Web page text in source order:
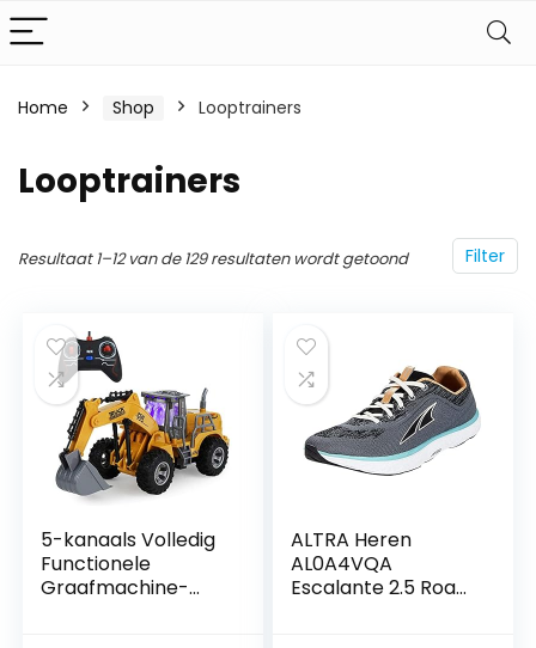
Home Shop Looptrainers
Looptrainers
Filter
Resultaat 1–12 van de 129 resultaten wordt getoond
5-kanaals Volledig
Functionele
Graafmachine-
ALTRA Heren
AL0A4VQA
Escalante 2.5 Road